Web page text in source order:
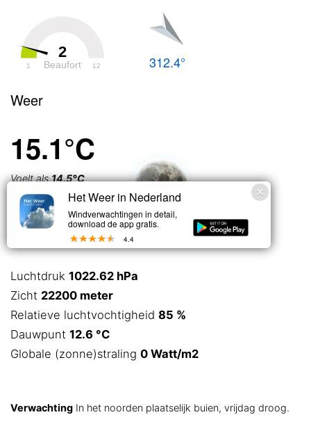
2
Beaufort
1 12 312.4°
Weer
15.1°C
Voelt als14.5°C
Licht bewolkt
Luchtdruk 1022.62 hPa
Zicht 22200 meter
Relatieve luchtvochtigheid 85 %
Dauwpunt 12.6 °C
Globale (zonne)straling 0 Watt/m2
Verwachting In het noorden plaatselijk buien, vrijdag droog.
Het Weer in Nederland
Windverwachtingen in detail,
download de app gratis.
4.4